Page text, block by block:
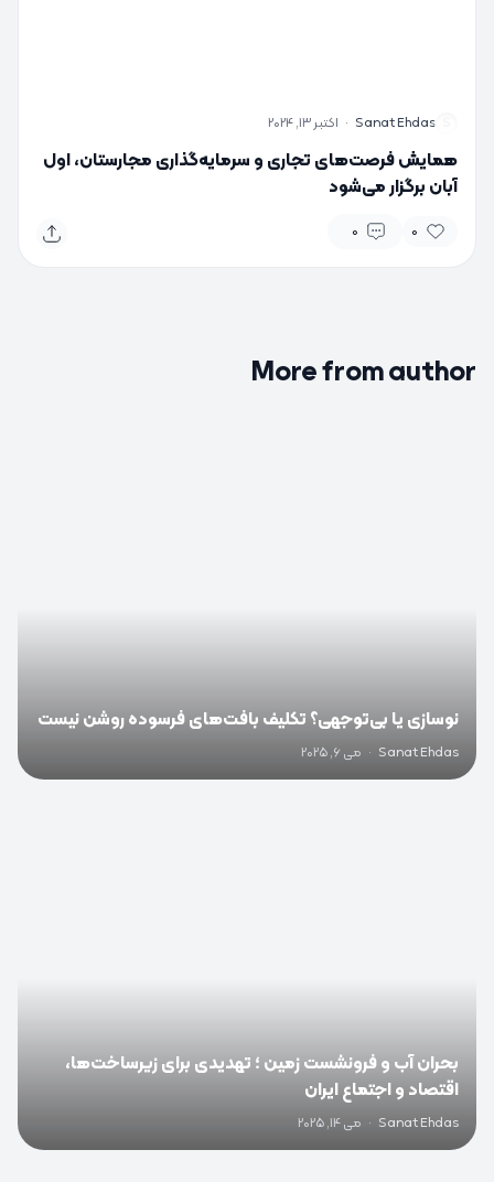
Sanat Ehdas
· اکتبر 13, 2024
همایش فرصت‌های تجاری و سرمایه‌گذاری مجارستان، اول
آبان برگزار می‌شود
0
0
More from author
نوسازی یا بی‌توجهی؟ تکلیف بافت‌های فرسوده روشن نیست
Sanat Ehdas
· می 6, 2025
بحران آب و فرونشست زمین ؛ تهدیدی برای زیرساخت‌ها،
اقتصاد و اجتماع ایران
Sanat Ehdas
· می 14, 2025